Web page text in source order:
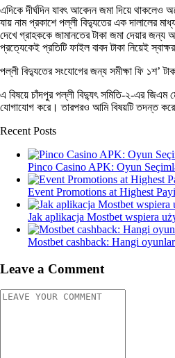
এদিকে দীর্ঘদিন যাবৎ আবেদন জমা দিয়ে থাকলেও
যায় নাম প্রকাশে পল্লী বিদ্যুতের এক দালালের
দেখে গ্রাহককে জামানতের টাকা জমা দেয়ার জন্য
প্রত্যেকেই প্রতিটি ফাইল বাবদ টাকা নিয়েই
পল্লী বিদ্যুতের সংযোগের জন্য সমীক্ষা ফি ১শ’
এ বিষয়ে চাঁদপুর পল্লী বিদ্যুৎ সমিতি-২-এর জিএম
যোগাযোগ করে। তারপরও আমি বিষয়টি তদন্ত করে
Recent Posts
Pinco Casino APK: Oyun
Event Promotions at Highest
Jak aplikacja Mostbet wspiera
Mostbet cashback: Hangi
Leave a Comment